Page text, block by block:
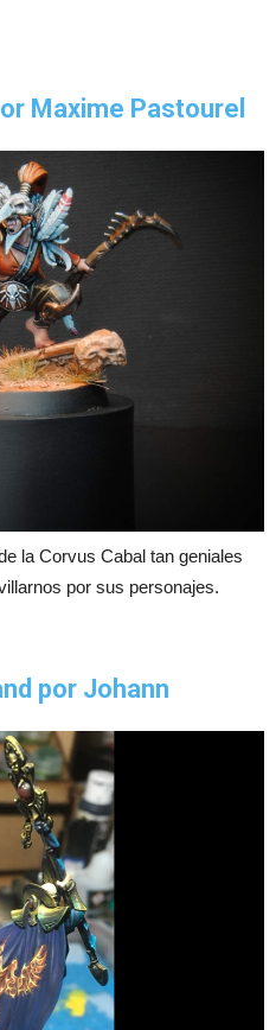
Maxime Pastourel
la Corvus Cabal tan geniales
por sus personajes.
por Johann